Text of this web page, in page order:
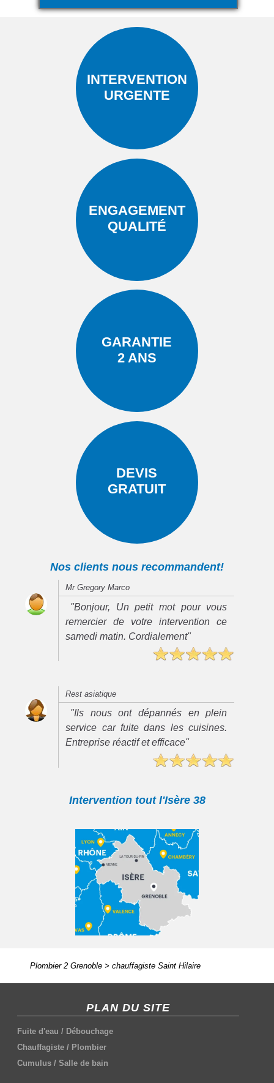
INTERVENTION
URGENTE
ENGAGEMENT
QUALITÉ
GARANTIE
2 ANS
DEVIS
GRATUIT
Nos clients nous recommandent!
Mr Gregory Marco
"Bonjour, Un petit mot pour vous
remercier de votre intervention ce
samedi matin. Cordialement"
Rest asiatique
"Ils nous ont dépannés en plein
service car fuite dans les cuisines.
Entreprise réactif et efficace"
Intervention tout l'Isère 38
Plombier 2 Grenoble> chauffagiste Saint Hilaire
PLAN DU SITE
Fuite d'eau / Débouchage
Chauffagiste / Plombier
Cumulus /Salle de bain